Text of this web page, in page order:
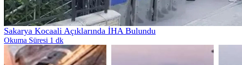
Sakarya Kocaali Açıklarında İHA Bulundu
Okuma Süresi 1 dk